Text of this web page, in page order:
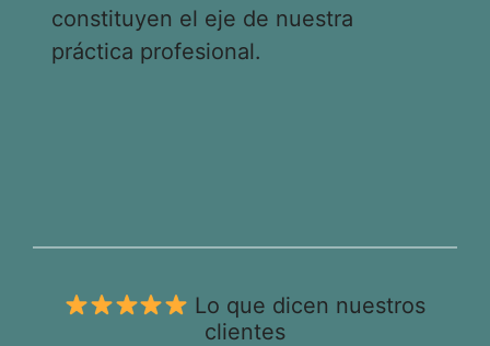
constituyen el eje de nuestra
práctica profesional.
Lo que dicen nuestros
clientes